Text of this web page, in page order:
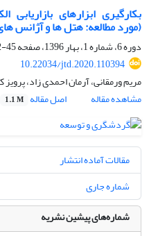
بکارگیری ابزارهای
(مورد مطالعه: هتل ها و آژانس
دوره 6، شماره 1، بهار 1396، صفحه
45-62
10.22034/jtd.2020.110394
مریم ورمقانی، آرمان احمدی زاد، پرویز
مشاهده مقاله
اصل مقاله 1.1 M
مقالات آماده انتشار
شماره جاری
شماره‌های پیشین نشریه